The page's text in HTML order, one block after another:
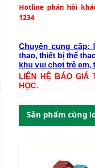
Hotline phản hồi
1234
Chuyên cung
thao, thiết bị thể
khu vui chơi trẻ em,
LIÊN HỆ BÁO GIÁ
HỌC.
Sản phẩm cùng